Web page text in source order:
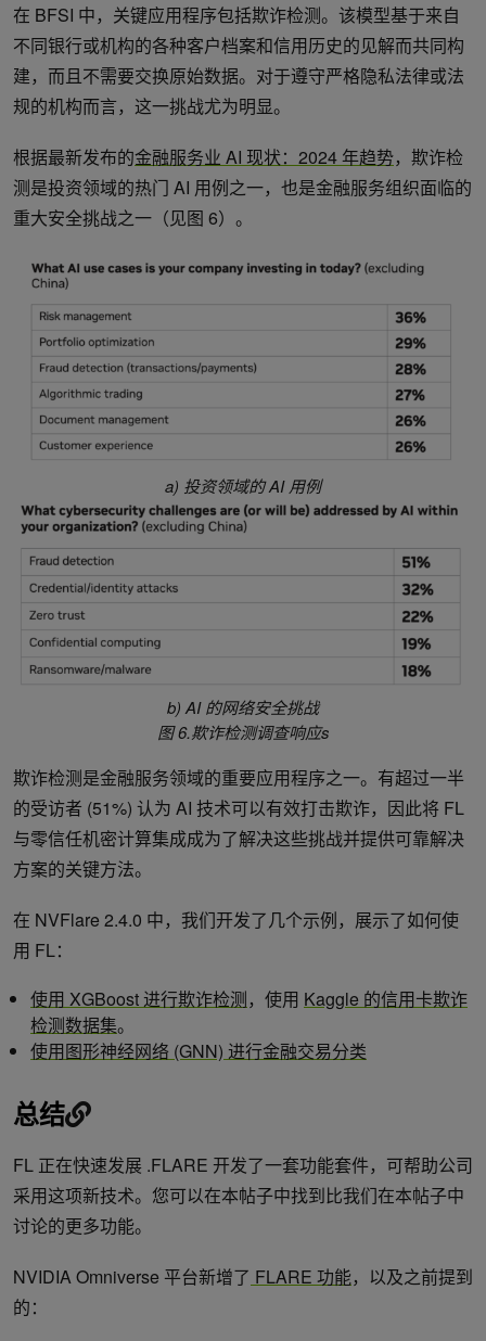
在 BFSI 中，关键应用程序包括欺诈检测。该模型基于来自
不同银行或机构的各种客户档案和信用历史的见解而共同构
建，而且不需要交换原始数据。对于遵守严格隐私法律或法
规的机构而言，这一挑战尤为明显。
根据最新发布的金融服务业 AI 现状：2024 年趋势，欺诈检
测是投资领域的热门 AI 用例之一，也是金融服务组织面临的
重大安全挑战之一（见图 6）。
a) 投资领域的 AI 用例
b) AI 的网络安全挑战
图 6.欺诈检测调查响应s
欺诈检测是金融服务领域的重要应用程序之一。有超过一半
的受访者 (51%) 认为 AI 技术可以有效打击欺诈，因此将 FL
与零信任机密计算集成成为了解决这些挑战并提供可靠解决
方案的关键方法。
在 NVFlare 2.4.0 中，我们开发了几个示例，展示了如何使
用 FL：
使用 XGBoost 进行欺诈检测，使用 Kaggle 的信用卡欺诈
检测数据集。
使用图形神经网络 (GNN) 进行金融交易分类
总结
FL 正在快速发展 .FLARE 开发了一套功能套件，可帮助公司
采用这项新技术。您可以在本帖子中找到比我们在本帖子中
讨论的更多功能。
NVIDIA Omniverse 平台新增了 FLARE 功能，以及之前提到
的：